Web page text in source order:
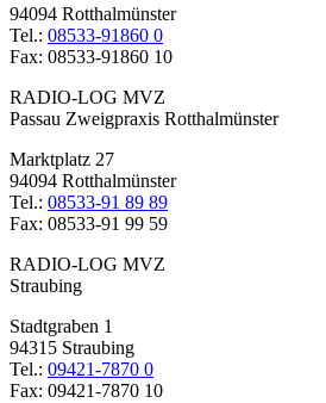
94094 Rotthalmünster
Tel.: 08533-91860 0
Fax: 08533-91860 10
RADIO-LOG MVZ
Passau Zweigpraxis Rotthalmünster
Marktplatz 27
94094 Rotthalmünster
Tel.: 08533-91 89 89
Fax: 08533-91 99 59
RADIO-LOG MVZ
Straubing
Stadtgraben 1
94315 Straubing
Tel.: 09421-7870 0
Fax: 09421-7870 10